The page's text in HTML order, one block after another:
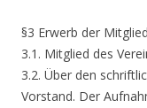
§3 Erwerb der
3.1. Mitglied des
3.2. Über den
Vorstand. Der